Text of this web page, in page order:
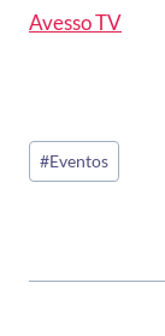
Avesso TV
Tags
do
#Eventos